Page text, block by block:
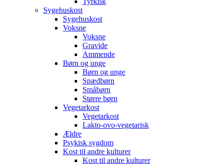
Sygehuskost
Sygehuskost
Voksne
Voksne
Gravide
Ammende
Børn og unge
Børn og unge
Spædbørn
Småbørn
Større børn
Vegetarkost
Vegetarkost
Lakto-ovo-vegetarisk
Ældre
Psykisk sygdom
Kost til andre kulturer
Kost til andre kulturer